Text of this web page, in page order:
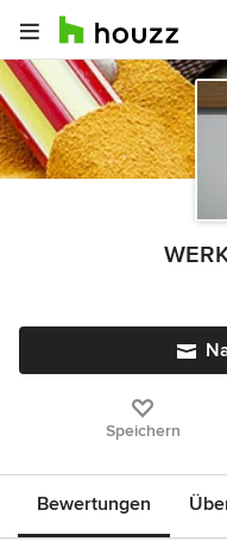
Speichern
Bewertungen